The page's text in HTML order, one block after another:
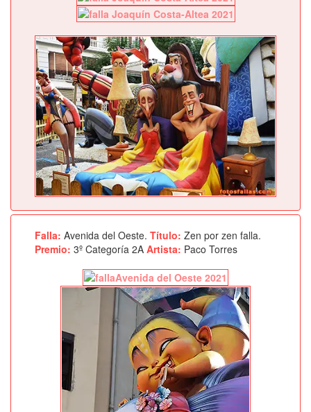
Falla: Avenida del Oeste. Título: Zen por zen falla.
Premio: 3º Categoría 2A Artista: Paco Torres